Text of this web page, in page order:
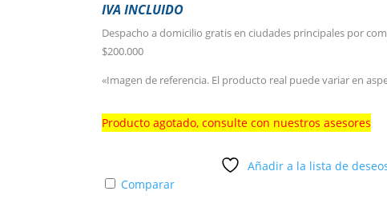
IVA INCLUIDO
Despacho a domicilio gratis en ciudades principales por
$200.000
«Imagen de referencia. El producto real puede variar en
Producto agotado, consulte con nuestros asesores
Añadir a la lista de
Comparar